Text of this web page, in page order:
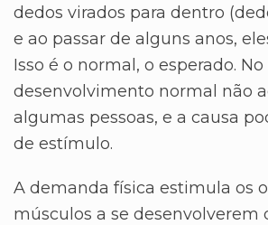
dedos virados para dentro
e ao passar de alguns anos,
Isso é o normal, o esperado.
desenvolvimento normal não
algumas pessoas, e a causa
de estímulo.
A demanda física estimula os
músculos a se desenvolverem